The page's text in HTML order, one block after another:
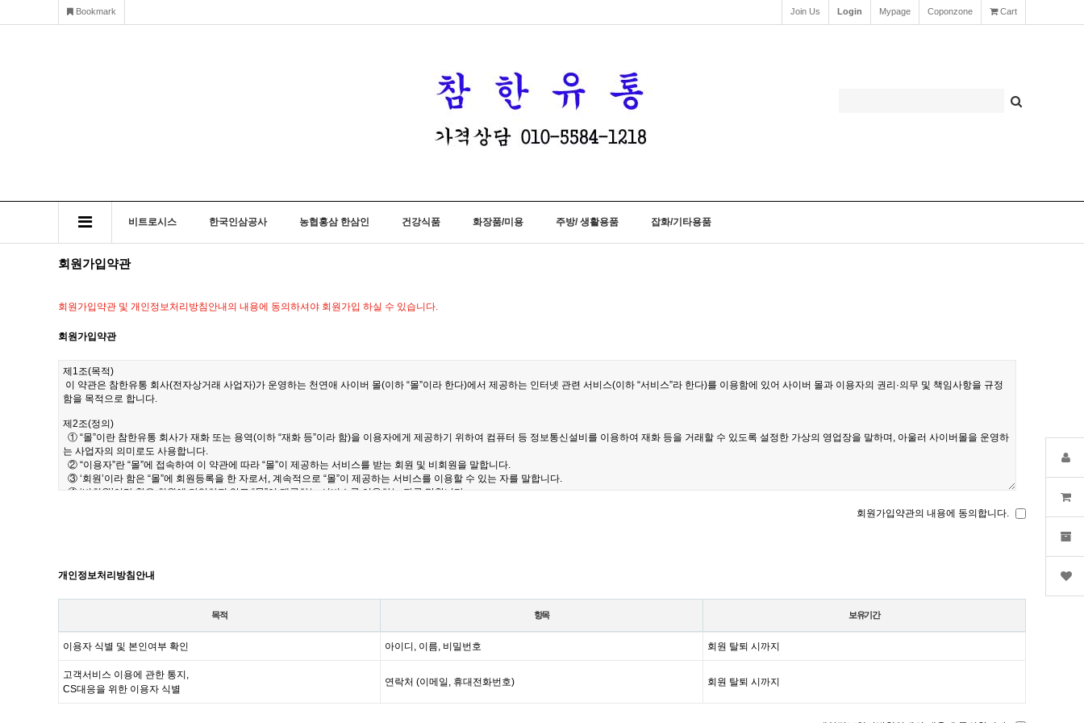
Join Us Login Mypage Coponzone Cart
Bookmark
비트로시스 한국인삼공사 농협홍삼 한삼인 건강식품 화장품/미용 주방/ 생활용품 잡화/기타용품
회원가입약관
회원가입약관 및 개인정보처리방침안내의 내용에 동의하셔야 회원가입 하실 수 있습니다.
회원가입약관
회원가입약관의 내용에 동의합니다.
개인정보처리방침안내
목적 항목 보유기간
이용자 식별 및 본인여부 확인 아이디, 이름, 비밀번호 회원 탈퇴 시까지
고객서비스 이용에 관한 통지,
CS대응을 위한 이용자 식별
연락처 (이메일, 휴대전화번호) 회원 탈퇴 시까지